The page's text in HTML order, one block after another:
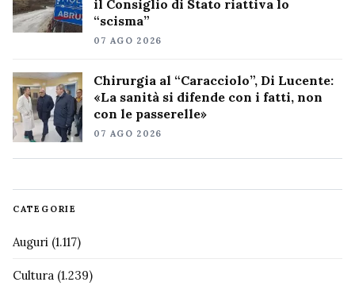
il Consiglio di Stato riattiva lo
“scisma”
07 AGO 2026
Chirurgia al “Caracciolo”, Di Lucente:
«La sanità si difende con i fatti, non
con le passerelle»
07 AGO 2026
CATEGORIE
Auguri (1.117)
Cultura (1.239)